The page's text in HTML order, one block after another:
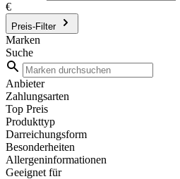
€
Preis-Filter
Marken
Suche
Anbieter
Zahlungsarten
Top Preis
Produkttyp
Darreichungsform
Besonderheiten
Allergeninformationen
Geeignet für